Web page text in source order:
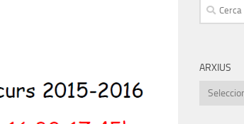
Cerca:
ARXIUS
Arxius